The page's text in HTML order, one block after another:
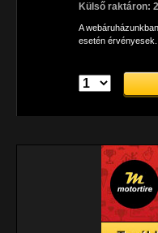
Külső raktáron:
A
esetén érvényesek.